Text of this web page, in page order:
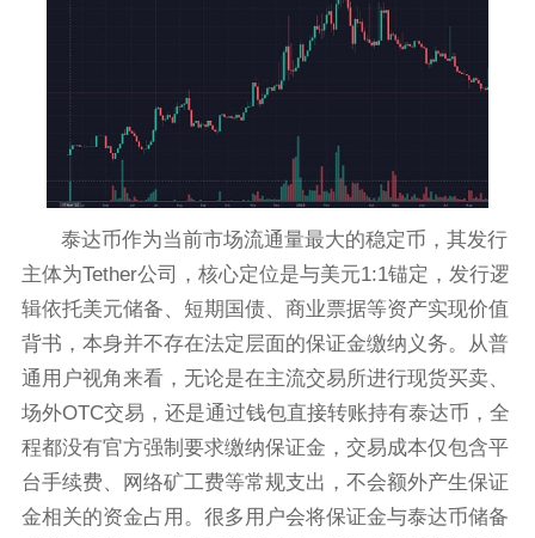
泰达币作为当前市场流通量最大的稳定币，其发行
主体为Tether公司，核心定位是与美元1:1锚定，发行逻
辑依托美元储备、短期国债、商业票据等资产实现价值
背书，本身并不存在法定层面的保证金缴纳义务。从普
通用户视角来看，无论是在主流交易所进行现货买卖、
场外OTC交易，还是通过钱包直接转账持有泰达币，全
程都没有官方强制要求缴纳保证金，交易成本仅包含平
台手续费、网络矿工费等常规支出，不会额外产生保证
金相关的资金占用。很多用户会将保证金与泰达币储备